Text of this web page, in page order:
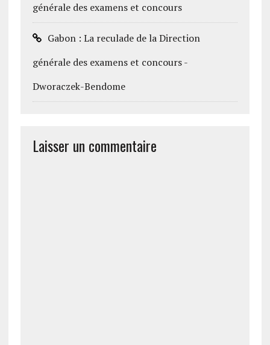
générale des examens et concours
Gabon : La reculade de la Direction
générale des examens et concours -
Dworaczek-Bendome
Laisser un commentaire